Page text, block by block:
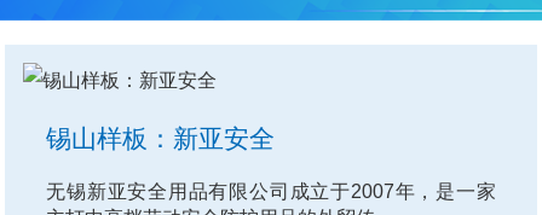
锡山样板：众星集团
众星集团位于锡山区安镇街道，创立于上个世纪90年